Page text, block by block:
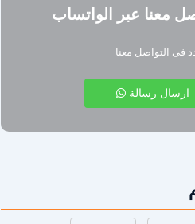
معنا عبر الواتساب
فى التواصل معنا
ارسال رسالة